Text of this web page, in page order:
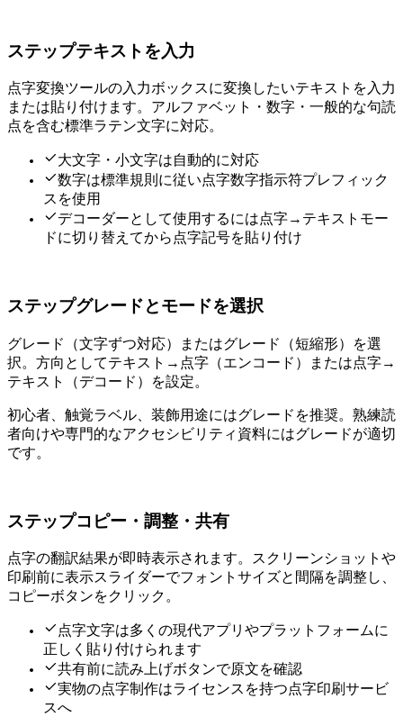
ステップ1 — テキストを入力
点字変換ツールの入力ボックスに変換したいテキストを入力
または貼り付けます。アルファベット・数字・一般的な句読
点を含む標準ラテン文字に対応。
大文字・小文字は自動的に対応
数字は標準規則に従い点字数字指示符プレフィック
スを使用
デコーダーとして使用するには点字→テキストモー
ドに切り替えてから点字記号を貼り付け
ステップ2 — グレードとモードを選択
グレード1（1文字ずつ対応）またはグレード2（UEB短縮形）を選
択。方向としてテキスト→点字（エンコード）または点字→
テキスト（デコード）を設定。
初心者、触覚ラベル、装飾用途にはグレード1を推奨。熟練読
者向けや専門的なアクセシビリティ資料にはグレード2が適切
です。
ステップ3 — コピー・調整・共有
点字の翻訳結果が即時表示されます。スクリーンショットや
印刷前に表示スライダーでフォントサイズと間隔を調整し、
コピーボタンをクリック。
Unicode点字文字は多くの現代アプリやSNSプラットフォームに
正しく貼り付けられます
共有前に読み上げボタンで原文を確認
実物の点字制作はライセンスを持つ点字印刷サービ
スへ